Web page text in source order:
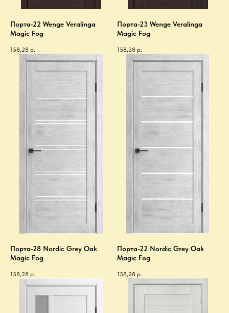
Порта-22 Wenge Veralinga
Magic Fog
158,28 р.
Порта-23 Wenge Veralinga
Magic Fog
158,28 р.
Порта-28 Nordic Grey Oak
Magic Fog
158,28 р.
Порта-22 Nordic Grey Oak
Magic Fog
158,28 р.